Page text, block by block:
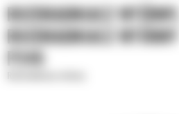
ROZDRABNIACZ WTÓRNY,
ROZDRABNIACZ WTÓRNY
P245